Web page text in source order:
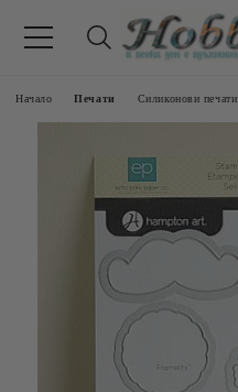
Начало Печати Силиконови печати